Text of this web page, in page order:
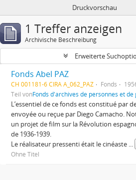
Druckvorschau
1 Treffer anzeigen
Archivische Beschreibung
Erweiterte
Fonds Abel PAZ
CH 001181-6 CIRA A_062_PAZ Fonds
Teil vonFonds d'archives de personnes et de
L’essentiel de ce fonds est constitué par
envoyée ou reçue par Diego Camacho.
un projet de film sur la Révolution
de 1936-1939.
Le réalisateur pressenti était le cinéaste ...
Ohne Titel